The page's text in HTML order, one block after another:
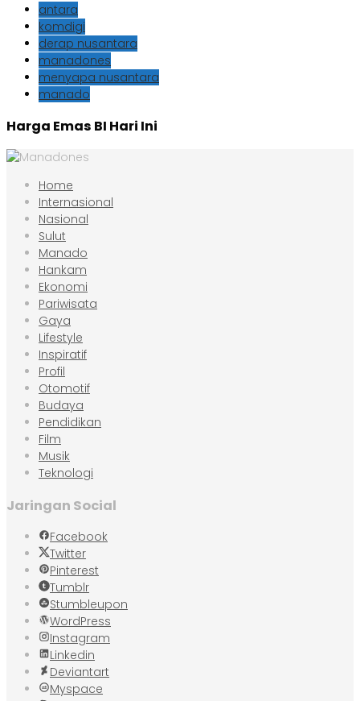
antara
komdigi
derap nusantara
manadones
menyapa nusantara
manado
Harga Emas BI Hari Ini
Home
Internasional
Nasional
Sulut
Manado
Hankam
Ekonomi
Pariwisata
Gaya
Lifestyle
Inspiratif
Profil
Otomotif
Budaya
Pendidikan
Film
Musik
Teknologi
Jaringan Social
Facebook
Twitter
Pinterest
Tumblr
Stumbleupon
WordPress
Instagram
Linkedin
Deviantart
Myspace